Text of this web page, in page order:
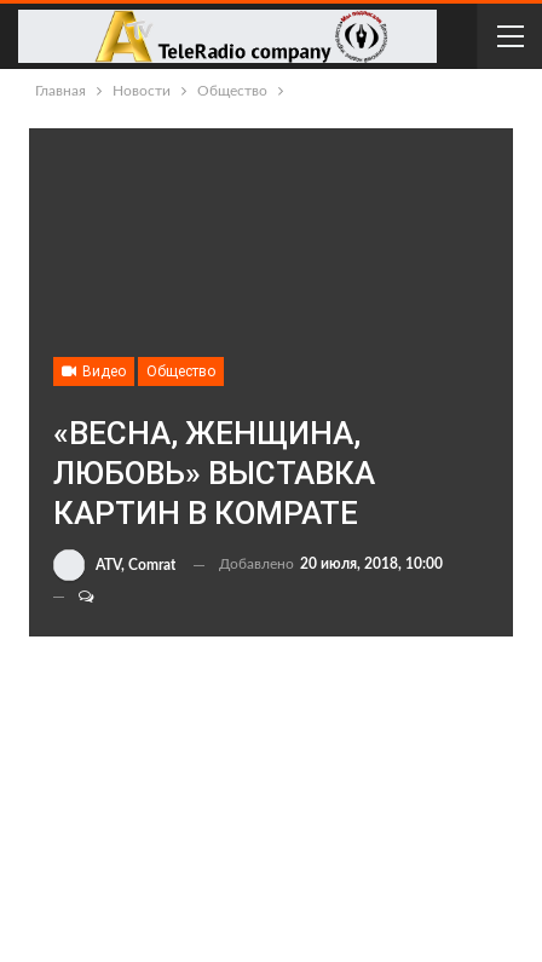
Главная Новости Общество
Видео Общество
«ВЕСНА, ЖЕНЩИНА,
ЛЮБОВЬ» ВЫСТАВКА
КАРТИН В КОМРАТЕ
ATV, Comrat Добавлено 20 июля, 2018, 10:00